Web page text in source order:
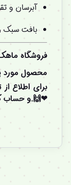
آبرسان و
بافت سبک
فروشگاه
محصول مورد
برای اطلاع
❤🙌.وحساب